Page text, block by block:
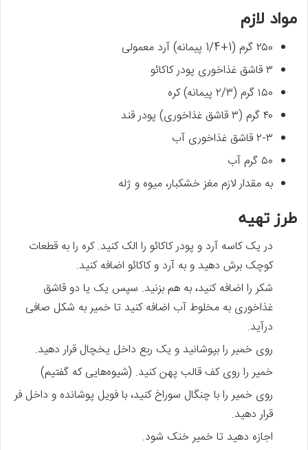
مواد لازم
۲۵۰ گرم (1+1/4 پیمانه) آرد معمولی
۳ قاشق غذاخوری پودر کاکائو
۱۵۰ گرم (۲/۳ پیمانه) کره
۴۰ گرم (۳ قاشق غذاخوری) پودر قند
۲-۳ قاشق غذاخوری آب
۵۰ گرم آب
به مقدار لازم مغز خشکبار، میوه و ژله
طرز تهیه
در یک کاسه آرد و پودر کاکائو را الک کنید. کره را به قطعات
کوچک برش دهید و به آرد و کاکائو اضافه کنید.
شکر را اضافه کنید، به هم بزنید. سپس یک یا دو قاشق
غذاخوری به مخلوط آب اضافه کنید تا خمیر به شکل صافی
درآید.
روی خمیر را بپوشانید و یک ربع داخل یخچال قرار دهید.
خمیر را روی کف قالب پهن کنید. (شیوه‌هایی که گفتیم)
روی خمیر را با چنگال سوراخ کنید، با فویل پوشانده و داخل فر
قرار دهید.
اجازه دهید تا خمیر خنک شود.